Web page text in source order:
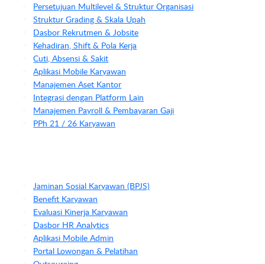
Persetujuan Multilevel & Struktur Organisasi
Struktur Grading & Skala Upah
Dasbor Rekrutmen & Jobsite
Kehadiran, Shift & Pola Kerja
Cuti, Absensi & Sakit
Aplikasi Mobile Karyawan
Manajemen Aset Kantor
Integrasi dengan Platform Lain
Manajemen Payroll & Pembayaran Gaji
PPh 21 / 26 Karyawan
Jaminan Sosial Karyawan (BPJS)
Benefit Karyawan
Evaluasi Kinerja Karyawan
Dasbor HR Analytics
Aplikasi Mobile Admin
Portal Lowongan & Pelatihan